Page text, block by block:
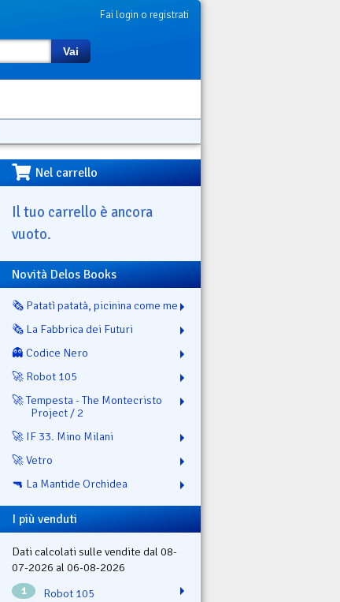
Fai login o registrati
Vai
Nel carrello
Il tuo carrello è ancora
vuoto.
Novità Delos Books
🗞️ Patatì patatà, picinina come me
🗞️ La Fabbrica dei Futuri
👻 Codice Nero
🚀 Robot 105
🚀 Tempesta - The Montecristo
Project / 2
🚀 IF 33. Mino Milani
🚀 Vetro
🔫 La Mantide Orchidea
I più venduti
Dati calcolati sulle vendite dal 08-
07-2026 al 06-08-2026
1 Robot 105